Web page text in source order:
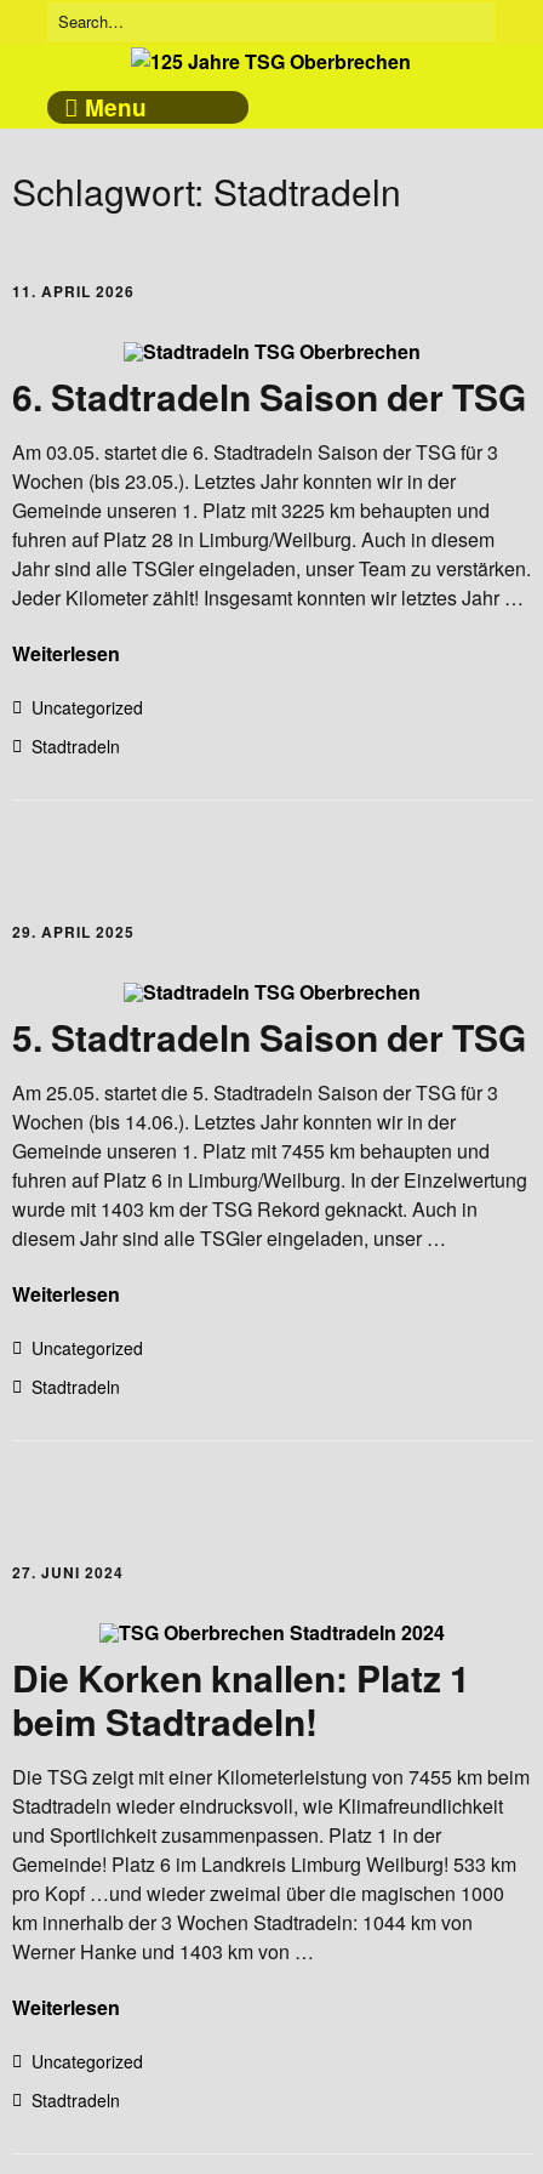
Menu
Schlagwort: Stadtradeln
11. APRIL 2026
6. Stadtradeln Saison der TSG
Am 03.05. startet die 6. Stadtradeln Saison der TSG für 3
Wochen (bis 23.05.). Letztes Jahr konnten wir in der
Gemeinde unseren 1. Platz mit 3225 km behaupten und
fuhren auf Platz 28 in Limburg/Weilburg. Auch in diesem
Jahr sind alle TSGler eingeladen, unser Team zu verstärken.
Jeder Kilometer zählt! Insgesamt konnten wir letztes Jahr …
Weiterlesen
Uncategorized
Stadtradeln
29. APRIL 2025
5. Stadtradeln Saison der TSG
Am 25.05. startet die 5. Stadtradeln Saison der TSG für 3
Wochen (bis 14.06.). Letztes Jahr konnten wir in der
Gemeinde unseren 1. Platz mit 7455 km behaupten und
fuhren auf Platz 6 in Limburg/Weilburg. In der Einzelwertung
wurde mit 1403 km der TSG Rekord geknackt. Auch in
diesem Jahr sind alle TSGler eingeladen, unser …
Weiterlesen
Uncategorized
Stadtradeln
27. JUNI 2024
Die Korken knallen: Platz 1
beim Stadtradeln!
Die TSG zeigt mit einer Kilometerleistung von 7455 km beim
Stadtradeln wieder eindrucksvoll, wie Klimafreundlichkeit
und Sportlichkeit zusammenpassen. Platz 1 in der
Gemeinde! Platz 6 im Landkreis Limburg Weilburg! 533 km
pro Kopf …und wieder zweimal über die magischen 1000
km innerhalb der 3 Wochen Stadtradeln: 1044 km von
Werner Hanke und 1403 km von …
Weiterlesen
Uncategorized
Stadtradeln